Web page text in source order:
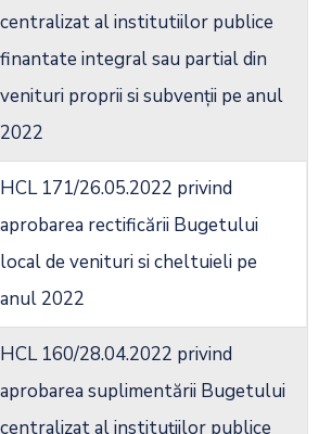
centralizat al institutiilor publice
finantate integral sau partial din
venituri proprii si subvenții pe anul
2022
HCL 171/26.05.2022 privind
aprobarea rectificării Bugetului
local de venituri si cheltuieli pe
anul 2022
HCL 160/28.04.2022 privind
aprobarea suplimentării Bugetului
centralizat al instituţiilor publice